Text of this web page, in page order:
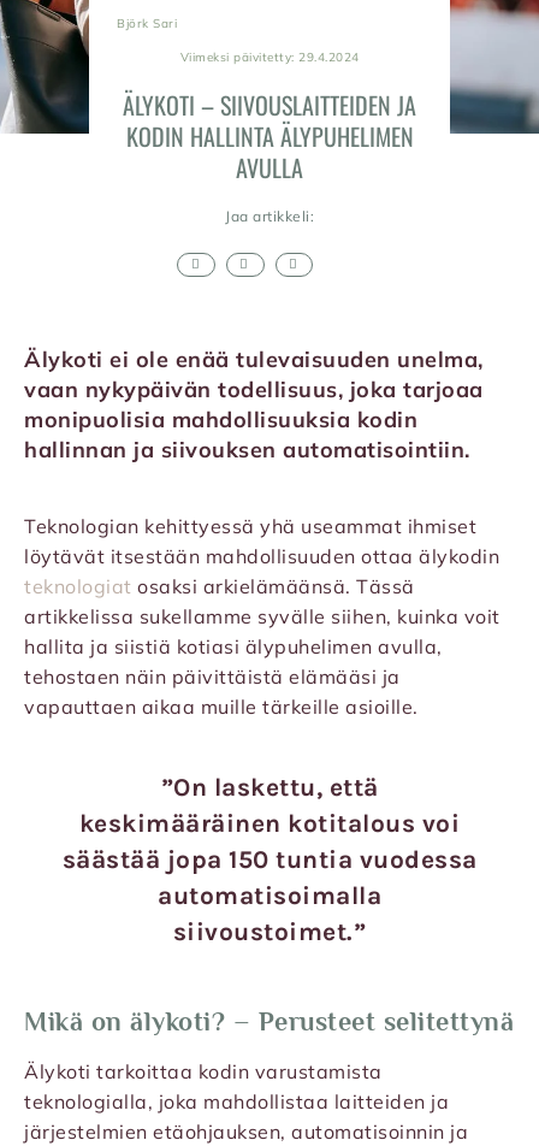
Björk Sari
Viimeksi päivitetty: 29.4.2024
ÄLYKOTI – SIIVOUSLAITTEIDEN JA
KODIN HALLINTA ÄLYPUHELIMEN
AVULLA
Jaa artikkeli:
Älykoti ei ole enää tulevaisuuden unelma,
vaan nykypäivän todellisuus, joka tarjoaa
monipuolisia mahdollisuuksia kodin
hallinnan ja siivouksen automatisointiin.
Teknologian kehittyessä yhä useammat ihmiset
löytävät itsestään mahdollisuuden ottaa älykodin
teknologiat osaksi arkielämäänsä. Tässä
artikkelissa sukellamme syvälle siihen, kuinka voit
hallita ja siistiä kotiasi älypuhelimen avulla,
tehostaen näin päivittäistä elämääsi ja
vapauttaen aikaa muille tärkeille asioille.
”On laskettu, että
keskimääräinen kotitalous voi
säästää jopa 150 tuntia vuodessa
automatisoimalla
siivoustoimet.”
Mikä on älykoti? – Perusteet selitettynä
Älykoti tarkoittaa kodin varustamista
teknologialla, joka mahdollistaa laitteiden ja
järjestelmien etäohjauksen, automatisoinnin ja